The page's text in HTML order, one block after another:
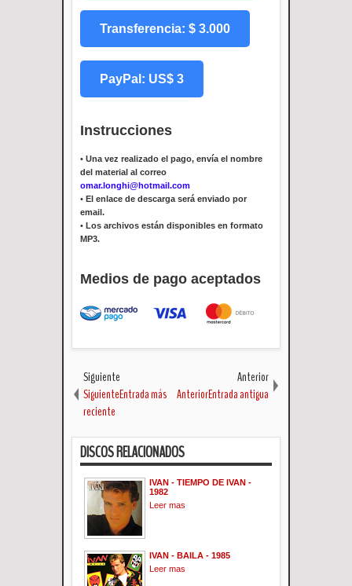
Transferencia: $ 3.000
PayPal: US$ 3
Instrucciones
• Una vez realizado el pago, envía el nombre
del material al correo
omar.longhi@hotmail.com
• El enlace de descarga será enviado por
email.
• Los archivos están disponibles en formato
MP3.
Medios de pago aceptados
Siguiente
SiguienteEntrada más
reciente
Anterior
AnteriorEntrada antigua
DISCOS RELACIONADOS
IVAN - TIEMPO DE IVAN -
1982
Leer mas
IVAN - BAILA - 1985
Leer mas